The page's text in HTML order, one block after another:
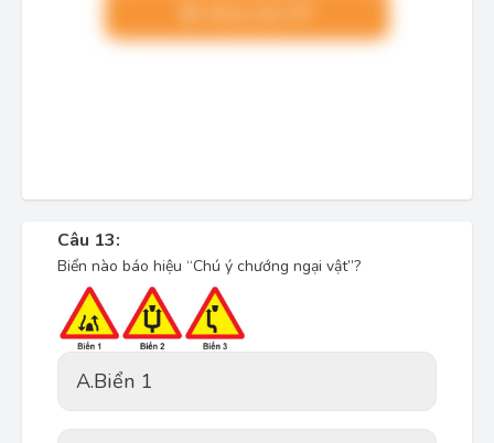
Câu 13:
Biển nào báo hiệu “Chú ý chướng ngại vật”?
A.Biển 1